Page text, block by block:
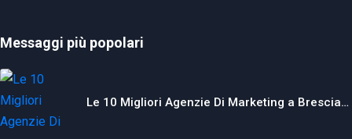
Messaggi più popolari
Le 10 Migliori Agenzie Di Marketing a Brescia…